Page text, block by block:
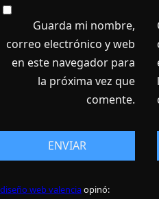
Guarda mi nombre,
correo electrónico y web
en este navegador para
la próxima vez que
comente.
diseño web valenciaopinó: